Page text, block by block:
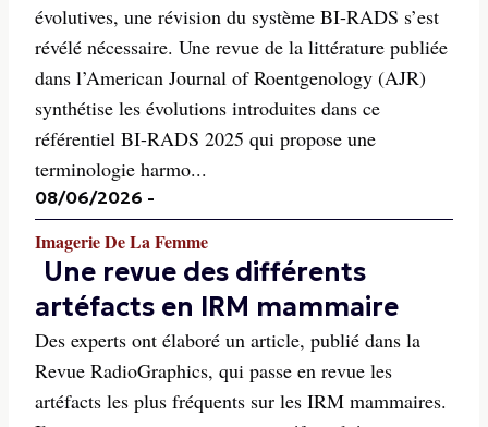
évolutives, une révision du système BI-RADS s’est
révélé nécessaire. Une revue de la littérature publiée
dans l’American Journal of Roentgenology (AJR)
synthétise les évolutions introduites dans ce
référentiel BI-RADS 2025 qui propose une
terminologie harmo...
08/06/2026 -
Imagerie De La Femme
Une revue des différents
artéfacts en IRM mammaire
Des experts ont élaboré un article, publié dans la
Revue RadioGraphics, qui passe en revue les
artéfacts les plus fréquents sur les IRM mammaires.